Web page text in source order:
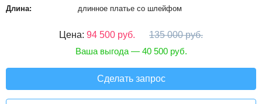
Длина:
длинное платье со шлейфом
Цена: 94 500 руб.
135 000 руб.
Ваша выгода — 40 500 руб.
Сделать запрос